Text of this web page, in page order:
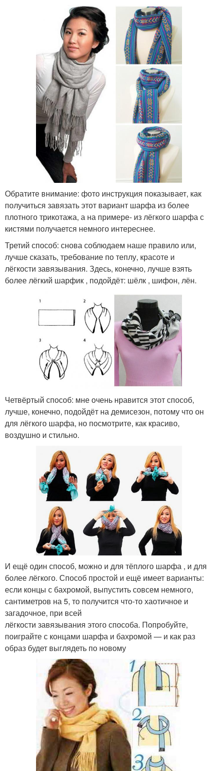
Обратите внимание: фото инструкция показывает, как
получиться завязать этот вариант шарфа из более
плотного трикотажа, а на примере- из лёгкого шарфа с
кистями получается немного интереснее.
Третий способ: снова соблюдаем наше правило или,
лучше сказать, требование по теплу, красоте и
лёгкости завязывания. Здесь, конечно, лучше взять
более лёгкий шарфик , подойдёт: шёлк , шифон, лён.
Четвёртый способ: мне очень нравится этот способ,
лучше, конечно, подойдёт на демисезон, потому что он
для лёгкого шарфа, но посмотрите, как красиво,
воздушно и стильно.
И ещё один способ, можно и для тёплого шарфа , и для
более лёгкого. Способ простой и ещё имеет варианты:
если концы с бахромой, выпустить совсем немного,
сантиметров на 5, то получится что-то хаотичное и
загадочное, при всей
лёгкости завязывания этого способа. Попробуйте,
поиграйте с концами шарфа и бахромой — и как раз
образ будет выглядеть по новому